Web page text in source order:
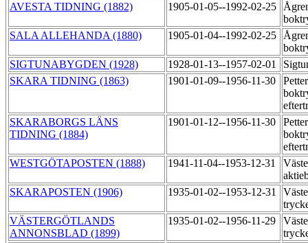
AVESTA TIDNING (1882)
1905-01-05--1992-02-25
SALA ALLEHANDA (1880)
1905-01-04--1992-02-25
SIGTUNABYGDEN (1928)
1928-01-13--1957-02-01
SKARA TIDNING (1863)
1901-01-09--1956-11-30
SKARABORGS LÄNS
TIDNING (1884)
1901-01-12--1956-11-30
WESTGÖTAPOSTEN (1888)
1941-11-04--1953-12-31
SKARAPOSTEN (1906)
1935-01-02--1953-12-31
VÄSTERGÖTLANDS
ANNONSBLAD (1899)
1935-01-02--1956-11-29